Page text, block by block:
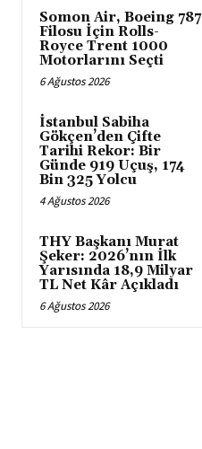
Somon Air, Boeing 787
Filosu İçin Rolls-
Royce Trent 1000
Motorlarını Seçti
6 Ağustos 2026
İstanbul Sabiha
Gökçen’den Çifte
Tarihi Rekor: Bir
Günde 919 Uçuş, 174
Bin 325 Yolcu
4 Ağustos 2026
THY Başkanı Murat
Şeker: 2026’nın İlk
Yarısında 18,9 Milyar
TL Net Kâr Açıkladı
6 Ağustos 2026